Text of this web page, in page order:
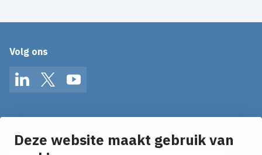
Deze website maakt gebruik van
Volg ons
LinkedInTwitterYouTube
Ontvang onze nieuws alerts in je mailbox!